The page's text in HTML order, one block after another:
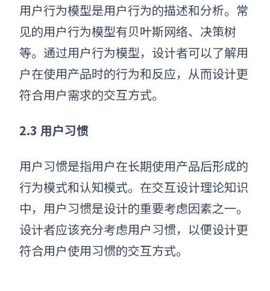
用户行为模型是用户行为的描述和分析。常
见的用户行为模型有贝叶斯网络、决策树
等。通过用户行为模型，设计者可以了解用
户在使用产品时的行为和反应，从而设计更
符合用户需求的交互方式。
2.3 用户习惯
用户习惯是指用户在长期使用产品后形成的
行为模式和认知模式。在交互设计理论知识
中，用户习惯是设计的重要考虑因素之一。
设计者应该充分考虑用户习惯，以便设计更
符合用户使用习惯的交互方式。